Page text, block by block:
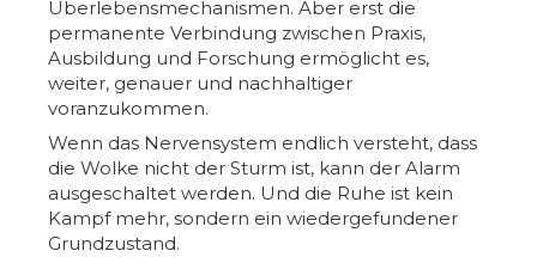
Überlebensmechanismen. Aber erst die
permanente Verbindung zwischen Praxis,
Ausbildung und Forschung ermöglicht es,
weiter, genauer und nachhaltiger
voranzukommen.
Wenn das Nervensystem endlich versteht, dass
die Wolke nicht der Sturm ist, kann der Alarm
ausgeschaltet werden. Und die Ruhe ist kein
Kampf mehr, sondern ein wiedergefundener
Grundzustand.